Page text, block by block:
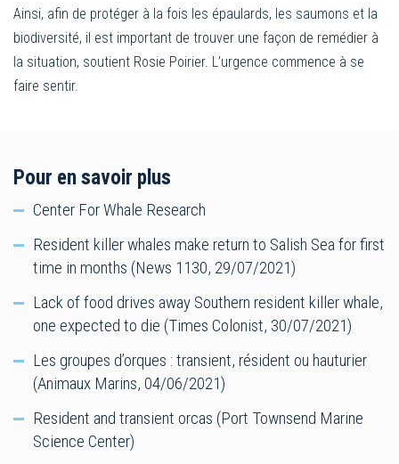
Ainsi, afin de protéger à la fois les épaulards, les saumons et la
biodiversité, il est important de trouver une façon de remédier à
la situation, soutient Rosie Poirier. L’urgence commence à se
faire sentir.
Pour en savoir plus
Center For Whale Research
Resident killer whales make return to Salish Sea for first
time in months (News 1130, 29/07/2021)
Lack of food drives away Southern resident killer whale,
one expected to die (Times Colonist, 30/07/2021)
Les groupes d’orques : transient, résident ou hauturier
(Animaux Marins, 04/06/2021)
Resident and transient orcas (Port Townsend Marine
Science Center)